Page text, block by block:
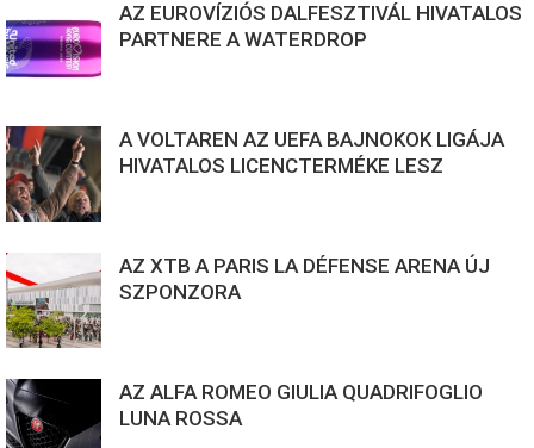
ALAPON
AZ EUROVÍZIÓS DALFESZTIVÁL HIVATALOS
PARTNERE A WATERDROP
A VOLTAREN AZ UEFA BAJNOKOK LIGÁJA
HIVATALOS LICENCTERMÉKE LESZ
AZ XTB A PARIS LA DÉFENSE ARENA ÚJ
SZPONZORA
AZ ALFA ROMEO GIULIA QUADRIFOGLIO
LUNA ROSSA